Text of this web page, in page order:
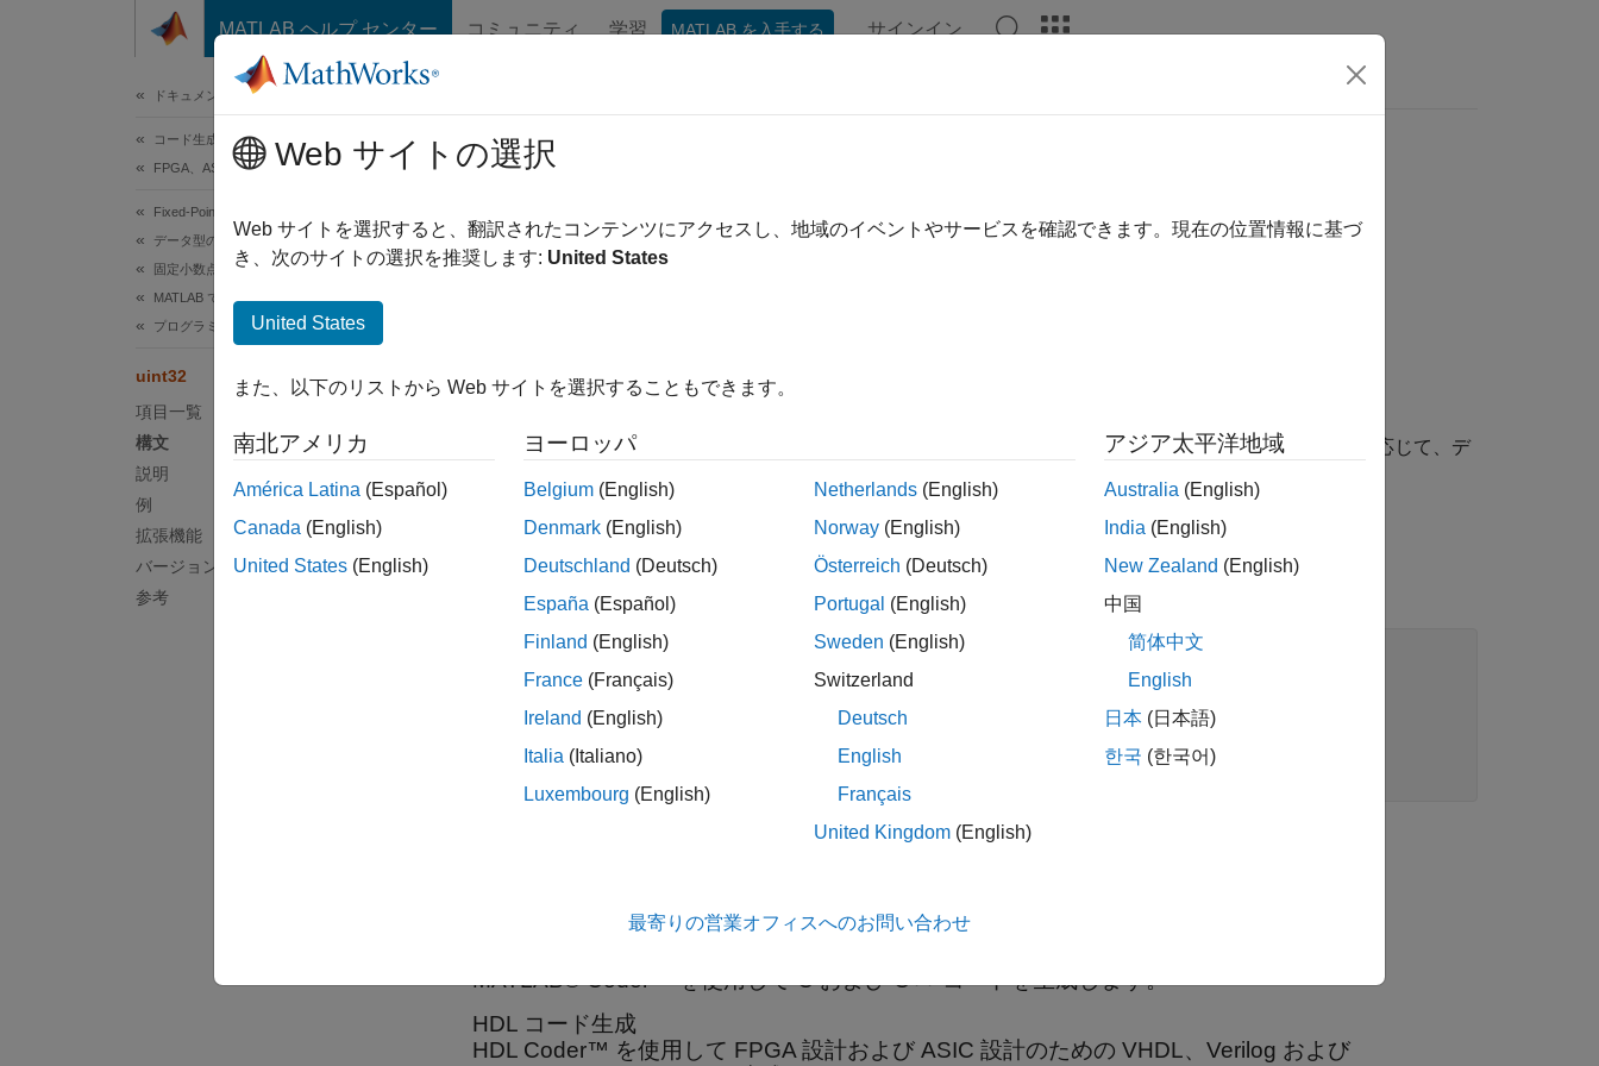
コンテンツへスキップ
MATLAB ヘルプ センター コミュニティ 学習 MATLAB を入手する サインイン
ドキュメンテーションのホーム
コード生成
FPGA、ASIC、および SoC 開発
Fixed-Point Designer
データ型の調査
固定小数点の指定
MATLAB での固定小数点の指定
プログラミングとデータ型のための関数
uint32
項目一覧
構文
説明
例
拡張機能
バージョン履歴
参考
uint32
fiオブジェクトの組み込みuint32 での格納整数値
説明
c = uint32(a) は、 uint32の値を返します。必要に応じて、デ
a = fi([-pi 0.5 pi],0,32);
c = uint32(a)
MATLAB® Coder™ を使用して C および C++ コードを生成します。
HDL コード生成
HDL Coder™ を使用して FPGA 設計および ASIC 設計のための VHDL、Verilog および
Web サイトの選択
Web サイトを選択すると、翻訳されたコンテンツにアクセスし、地域のイベントやサービスを確認できます。現在の位置情報に基づ
き、次のサイトの選択を推奨します: United States
United States
また、以下のリストから Web サイトを選択することもできます。
南北アメリカ
América Latina (Español)
Canada (English)
United States (English)
ヨーロッパ
Belgium (English)
Denmark (English)
Deutschland (Deutsch)
España (Español)
Finland (English)
France (Français)
Ireland (English)
Italia (Italiano)
Luxembourg (English)
Netherlands (English)
Norway (English)
Österreich (Deutsch)
Portugal (English)
Sweden (English)
Switzerland
Deutsch
English
Français
United Kingdom (English)
アジア太平洋地域
Australia (English)
India (English)
New Zealand (English)
中国
简体中文
English
日本 (日本語)
한국 (한국어)
最寄りの営業オフィスへのお問い合わせ